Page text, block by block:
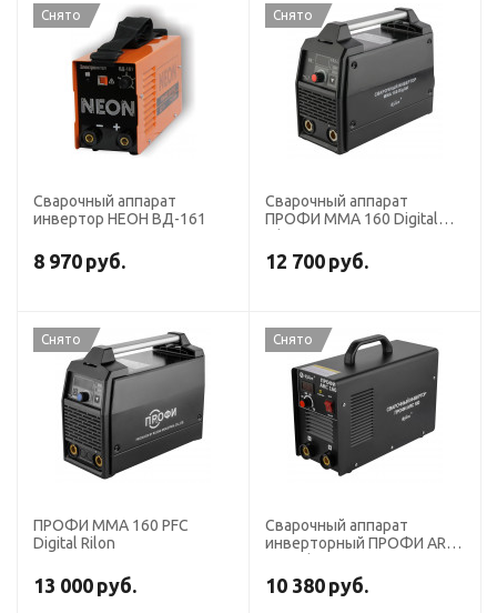
Снято
Сварочный аппарат
инвертор НЕОН ВД-161
8 970 руб.
Снято
Сварочный аппарат
ПРОФИ MMA 160 Digital
12 700 руб.
Снято
ПРОФИ MMA 160 PFC
Digital Rilon
13 000 руб.
Снято
Сварочный аппарат
инверторный ПРОФИ ARC
10 380 руб.